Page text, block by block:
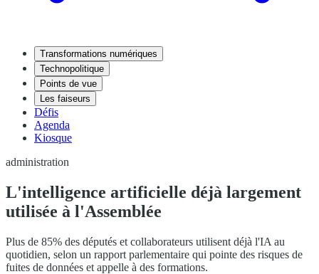
Transformations numériques
Technopolitique
Points de vue
Les faiseurs
Défis
Agenda
Kiosque
administration
L'intelligence artificielle déjà largement
utilisée à l'Assemblée
Plus de 85% des députés et collaborateurs utilisent déjà l'IA au
quotidien, selon un rapport parlementaire qui pointe des risques de
fuites de données et appelle à des formations.